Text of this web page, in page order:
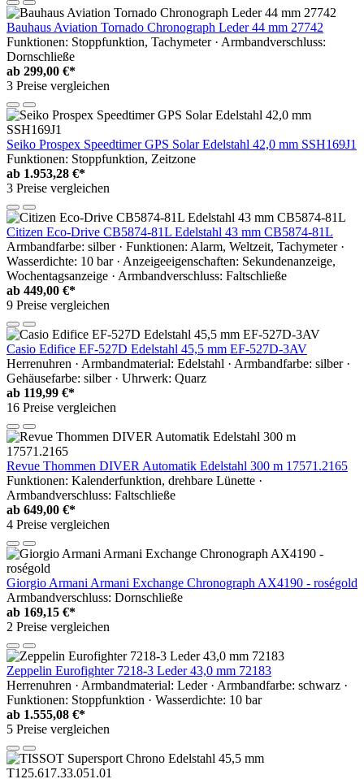
Bauhaus Aviation Tornado Chronograph Leder 44 mm 27742
Funktionen: Stoppfunktion, Tachymeter · Armbandverschluss:
Dornschließe
ab 299,00 €*
3 Preise vergleichen
Seiko Prospex Speedtimer GPS Solar Edelstahl 42,0 mm SSH169J1
Funktionen: Stoppfunktion, Zeitzone
ab 1.953,28 €*
3 Preise vergleichen
Citizen Eco-Drive CB5874-81L Edelstahl 43 mm CB5874-81L
Armbandfarbe: silber · Funktionen: Alarm, Weltzeit, Tachymeter ·
Wasserdichte: 10 bar · Anzeigeeigenschaften: Sekundenanzeige,
Wochentagsanzeige · Armbandverschluss: Faltschließe
ab 449,00 €*
9 Preise vergleichen
Casio Edifice EF-527D Edelstahl 45,5 mm EF-527D-3AV
Herrenuhren · Armbandmaterial: Edelstahl · Armbandfarbe: silber ·
Gehäusefarbe: silber · Uhrwerk: Quarz
ab 119,99 €*
16 Preise vergleichen
Revue Thommen DIVER Automatik Edelstahl 300 m 17571.2165
Funktionen: Kalenderfunktion, drehbare Lünette ·
Armbandverschluss: Faltschließe
ab 649,00 €*
4 Preise vergleichen
Giorgio Armani Armani Exchange Chronograph AX4190 - roségold
Armbandverschluss: Dornschließe
ab 169,15 €*
2 Preise vergleichen
Zeppelin Eurofighter 7218-3 Leder 43,0 mm 72183
Herrenuhren · Armbandmaterial: Leder · Armbandfarbe: schwarz ·
Funktionen: Stoppfunktion · Wasserdichte: 10 bar
ab 1.555,08 €*
5 Preise vergleichen